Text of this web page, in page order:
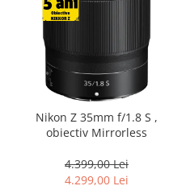
Becuri si lampa blitz studio
Suruburi si piulite, adaptoare de
trecere
Calibrare expunere
Imprimante si Consumabile
Cartuse si cerneluri
Scannere Documente
Nikon Z 35mm f/1.8 S ,
obiectiv Mirrorless
4.399,00 Lei
4.299,00 Lei